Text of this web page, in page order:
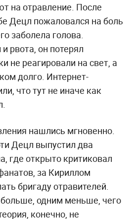
на отравление. После
Децл пожаловался на боль
заболела голова.
рвота, он потерял
не реагировали на свет, а
долго. Интернет-
что тут не иначе как
нашлись мгновенно.
Децл выпустил два
где открыто критиковал
за Кириллом
бригаду отравителей.
одним меньше, чего
конечно, не